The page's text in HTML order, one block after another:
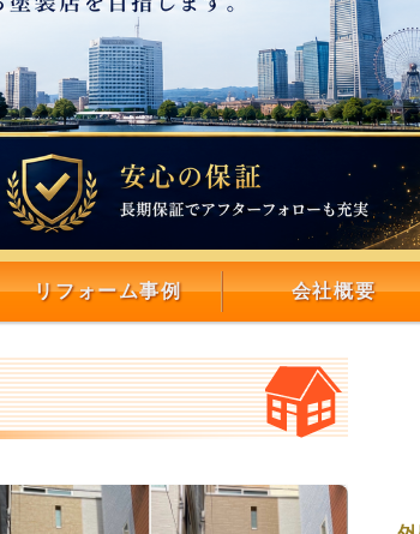
リフォーム事例 会社概要